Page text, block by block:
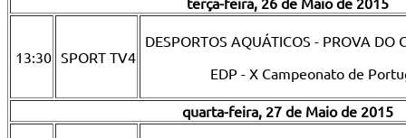
13:30 SPORT TV4
DESPORTOS AQUÁTICOS - PROVA DO
EDP - X Campeonato de
quarta-feira, 27 de Maio de 2015